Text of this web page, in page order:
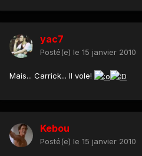
yac7
Posté(e) le 15 janvier 2010
Mais... Carrick... Il vole!
Kebou
Posté(e) le 15 janvier 2010